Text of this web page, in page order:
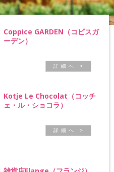
Coppice GARDEN（コピスガ
ーデン）
詳 細 へ >
Kotje Le Chocolat（コッチ
ェ・ル・ショコラ）
詳 細 へ >